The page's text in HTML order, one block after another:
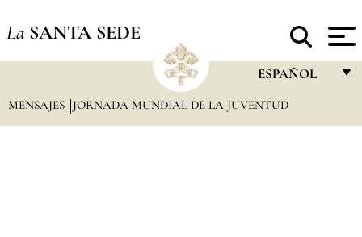
La SANTA SEDE
ESPAÑOL
FRANÇAIS
MENSAJES JORNADA MUNDIAL DE LA JUVENTUD